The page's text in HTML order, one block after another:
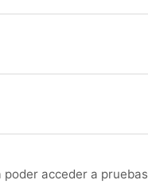
acceder a pruebas